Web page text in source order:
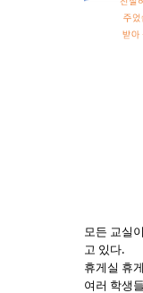
모든 교실
고 있다.
휴게실 휴
여러 학생